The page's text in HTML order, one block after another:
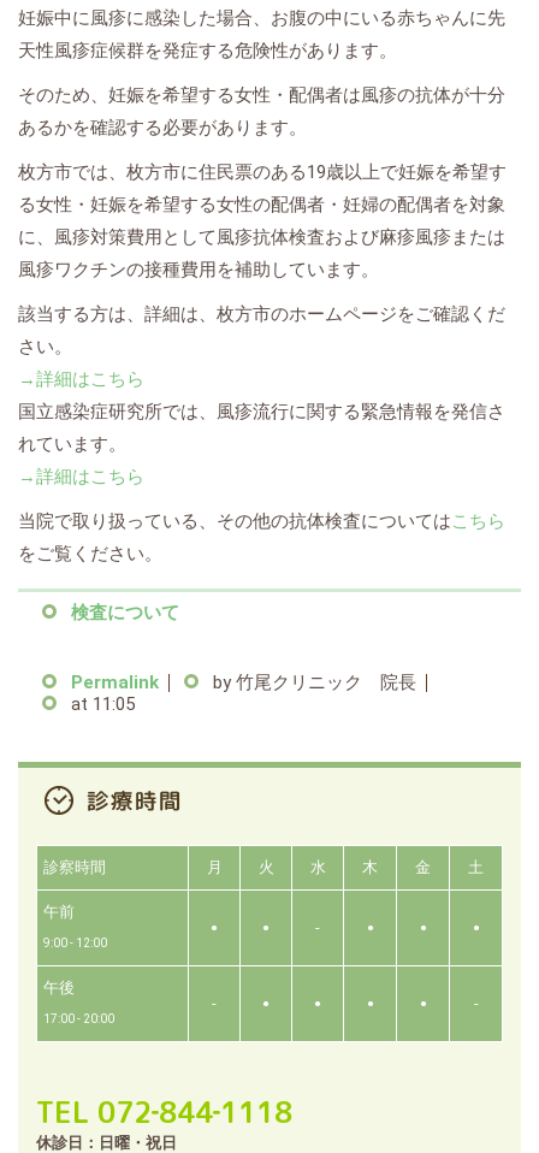
妊娠中に風疹に感染した場合、お腹の中にいる赤ちゃんに先
天性風疹症候群を発症する危険性があります。
そのため、妊娠を希望する女性・配偶者は風疹の抗体が十分
あるかを確認する必要があります。
枚方市では、枚方市に住民票のある19歳以上で妊娠を希望す
る女性・妊娠を希望する女性の配偶者・妊婦の配偶者を対象
に、風疹対策費用として風疹抗体検査および麻疹風疹または
風疹ワクチンの接種費用を補助しています。
該当する方は、詳細は、枚方市のホームページをご確認くだ
さい。
→詳細はこちら
国立感染症研究所では、風疹流行に関する緊急情報を発信さ
れています。
→詳細はこちら
当院で取り扱っている、その他の抗体検査についてはこちら
をご覧ください。
検査について
Permalink
by 竹尾クリニック 院長
at 11:05
診察時間 月 火 水 木 金 土
午前
9:00 - 12:00
● ● - ● ● ●
午後
17:00 - 20:00
- ● ● ● ● -
TEL 072‐844‐1118
休診日：日曜・祝日